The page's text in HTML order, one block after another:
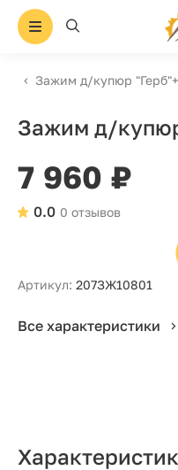
Зажим д/купюр
Зажим д/
7 960 ₽
0 отзывов
0.0
Артикул: 207ЗЖ10801
Все характеристики